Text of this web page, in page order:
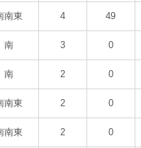
南東 4 49
南 3 0
南 2 0
南東 2 0
南東 2 0